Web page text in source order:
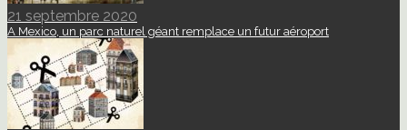
21 septembre 2020
A Mexico, un parc naturel géant remplace un futur aéroport